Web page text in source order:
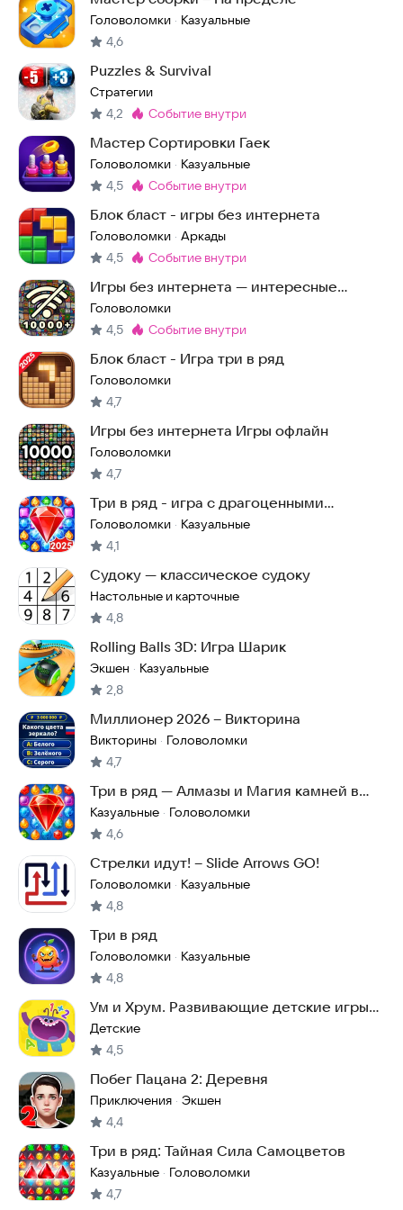
Головоломки · Казуальные
4,6
Puzzles & Survival
Стратегии
4,2
Метка:
событие внутри
Мастер Сортировки Гаек
Головоломки · Казуальные
4,5 Метка:
событие внутри
Блок бласт - игры без интернета
Головоломки · Аркады
4,5 Метка:
событие внутри
Игры без интернета — интересные
головоломки офлайн
Головоломки
4,5 Метка:
событие внутри
Блок бласт - Игра три в ряд
Головоломки
4,7
Игры без интернета Игры офлайн
Головоломки
4,7
Три в ряд - игра с драгоценными
камнями
Головоломки · Казуальные
4,1
Судоку — классическое судоку
Настольные и карточные
4,8
Rolling Balls 3D: Игра Шарик
Экшен · Казуальные
2,8
Миллионер 2026 – Викторина
Викторины · Головоломки
4,7
Три в ряд — Алмазы и Магия камней в
лесу
Казуальные · Головоломки
4,6
Стрелки идут! – Slide Arrows GO!
Головоломки · Казуальные
4,8
Три в ряд
Головоломки · Казуальные
4,8
Ум и Хрум. Развивающие детские игры
от 2 лет
Детские
4,5
Побег Пацана 2: Деревня
Приключения · Экшен
4,4
Три в ряд: Тайная Сила Самоцветов
Казуальные · Головоломки
4,7